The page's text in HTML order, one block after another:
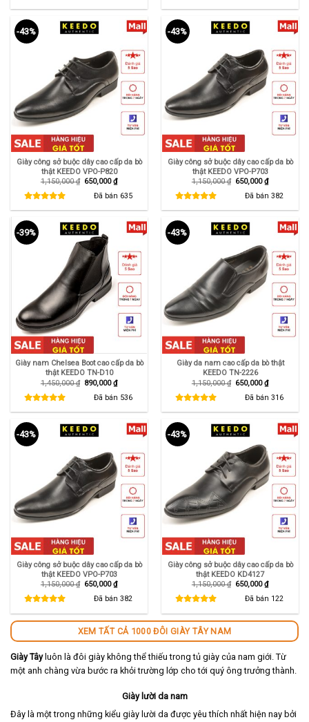
-43%
Giày công sở buộc dây cao cấp da bò
thật KEEDO VPO-P820
1,150,000₫ Giá
1,150,000 ₫.
650,000₫Giá
hiện
tại
là:
650,000 ₫.
Đã bán 635
-43%
Giày công sở buộc dây cao cấp da bò
thật KEEDO VPO-P703
1,150,000₫ Giá
1,150,000 ₫.
650,000₫Giá
hiện
tại
là:
650,000 ₫.
Đã bán 382
-39%
Giày nam Chelsea Boot cao cấp da bò
thật KEEDO TN-D10
1,450,000₫ Giá
1,450,000 ₫.
890,000₫Giá
hiện
tại
là:
Đã bán 536
-43%
Giày da nam cao cấp da bò thật
KEEDO TN-2226
1,150,000₫ Giá
1,150,000 ₫.
650,000₫Giá
hiện
tại
là:
Đã bán 316
-43%
Giày công sở buộc dây cao cấp da bò
thật KEEDO VPO-P703
1,150,000₫ Giá
650,000₫Giá
hiện
tại
Đã bán 382
-43%
Giày công sở buộc dây cao cấp da bò
thật KEEDO KD4127
1,150,000₫ Giá
650,000₫Giá
hiện
tại
Đã bán 122
XEM TẤT CẢ 1000 ĐÔI GIÀY TÂY NAM
Giày Tâyluôn là đôi giày không thể thiếu trong tủ giày của nam giới. Từ
một anh chàng vừa bước ra khỏi trường lớp cho tới quý ông trưởng thành.
Giày lười da nam
Đây là một trong những kiểu giày lười da được yêu thích nhất hiện nay bởi